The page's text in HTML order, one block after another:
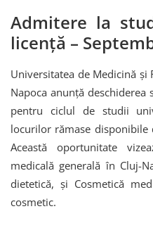
Admitere la
licență –
Universitatea de Medicină și
Napoca anunță
pentru ciclul de studii
locurilor rămase
Această oportunitate
medicală generală în Cluj-
dietetică, și Cosmetică
cosmetic.